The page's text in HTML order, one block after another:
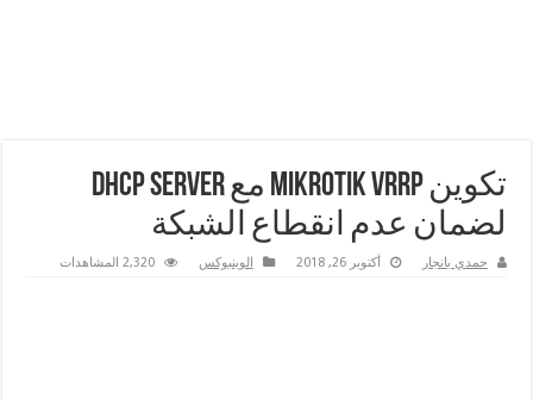
تكوين MikroTik VRRP مع DHCP Server
لضمان عدم انقطاع الشبكة
حمدي بانجار أكتوبر 26, 2018 الوينبوكس 2,320 المشاهدات